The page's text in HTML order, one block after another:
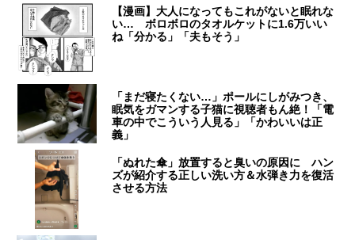
【漫画】大人になってもこれがないと眠れな
い… ボロボロのタオルケットに1.6万いい
ね「分かる」「夫もそう」
「まだ寝たくない…」ポールにしがみつき、
眠気をガマンする子猫に視聴者もん絶！「電
車の中でこういう人見る」「かわいいは正
義」
「ぬれた傘」放置すると臭いの原因に ハン
ズが紹介する正しい洗い方＆水弾き力を復活
させる方法